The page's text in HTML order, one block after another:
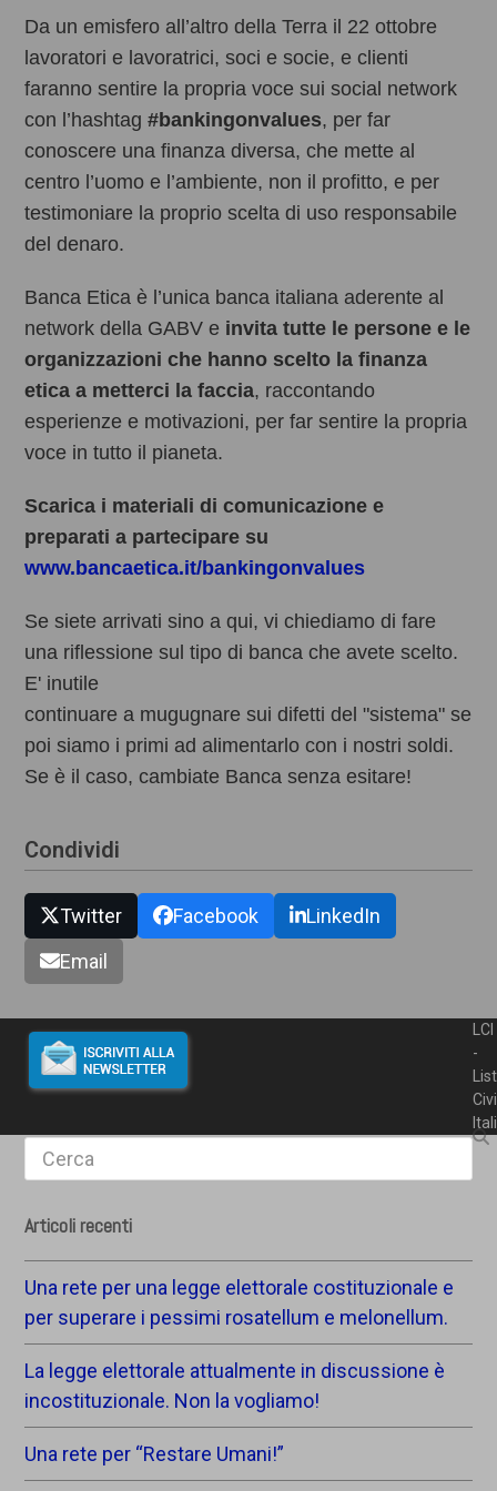
Da un emisfero all’altro della Terra il 22 ottobre
lavoratori e lavoratrici, soci e socie, e clienti
faranno sentire la propria voce sui social network
con l’hashtag#bankingonvalues, per far
conoscere una finanza diversa, che mette al
centro l’uomo e l’ambiente, non il profitto, e per
testimoniare la proprio scelta di uso responsabile
del denaro.
Banca Etica è l’unica banca italiana aderente al
network della GABV e invita tutte le persone e le
organizzazioni che hanno scelto la finanza
etica a metterci la faccia, raccontando
esperienze e motivazioni, per far sentire la propria
voce in tutto il pianeta.
Scarica i materiali di comunicazione e
preparati a partecipare su
www.bancaetica.it/bankingonvalues
Se siete arrivati sino a qui, vi chiediamo di fare
una riflessione sul tipo di banca che avete scelto.
E' inutile
continuare a mugugnare sui difetti del "sistema" se
poi siamo i primi ad alimentarlo con i nostri soldi.
Se è il caso, cambiate Banca senza esitare!
Condividi
Twitter Facebook
LinkedIn
Email
Search
Articoli recenti
Una rete per una legge elettorale costituzionale e
per superare i pessimi rosatellum e melonellum.
La legge elettorale attualmente in discussione è
incostituzionale. Non la vogliamo!
Una rete per “Restare Umani!”
LCI
-